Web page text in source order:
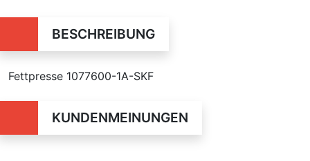
BESCHREIBUNG
Fettpresse 1077600-1A-SKF
KUNDENMEINUNGEN